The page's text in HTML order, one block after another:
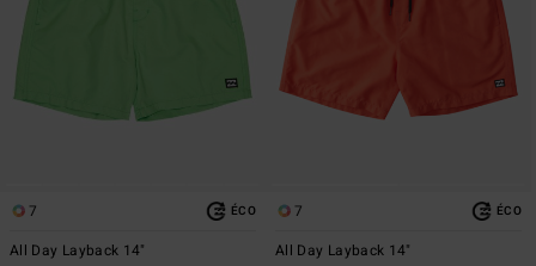
7 ÉCO
All Day Layback 14"
7 ÉCO
All Day Layback 14"